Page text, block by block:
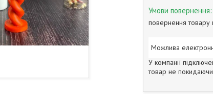
повернення
У компанії
товар не покидаючи